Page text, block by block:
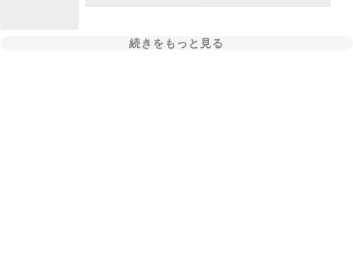
続きをもっと見る